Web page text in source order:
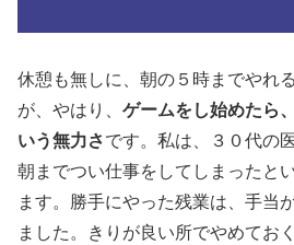
休憩も無しに、朝の５時までやれ
が、やはり、 ゲームをし始めたら
いう無力さです。私は、３０代の
朝までつい仕事をしてしまったと
ます。勝手にやった残業は、手当
ました。きりが良い所でやめてお